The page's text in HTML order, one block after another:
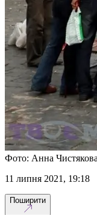
Фото: Анна Чистякова
11 липня 2021, 19:18
Поширити